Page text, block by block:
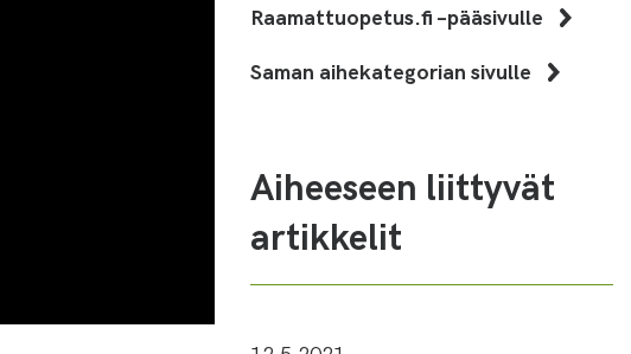
Raamattuopetus.fi –pääsivulle
Saman aihekategorian sivulle
Aiheeseen liittyvät
artikkelit